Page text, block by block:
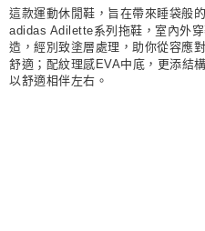
這款運動休閒鞋，旨在帶來睡袋般
adidas Adilette系列拖鞋，室內外
造，經別致塗層處理，助你從容應
舒適；配紋理感EVA中底，更添結
以舒適相伴左右。